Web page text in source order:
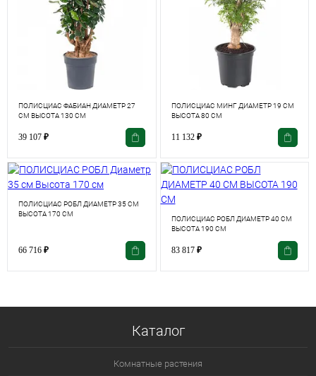
ПОЛИСЦИАС ФАБИАН ДИАМЕТР 27
СМ ВЫСОТА 130 СМ
39 107 ₽
ПОЛИСЦИАС МИНГ ДИАМЕТР 19 СМ
ВЫСОТА 80 СМ
11 132 ₽
ПОЛИСЦИАС РОБЛ ДИАМЕТР 35 СМ
ВЫСОТА 170 СМ
66 716 ₽
ПОЛИСЦИАС РОБЛ ДИАМЕТР 40 СМ
ВЫСОТА 190 СМ
83 817 ₽
Каталог
Комнатные растения